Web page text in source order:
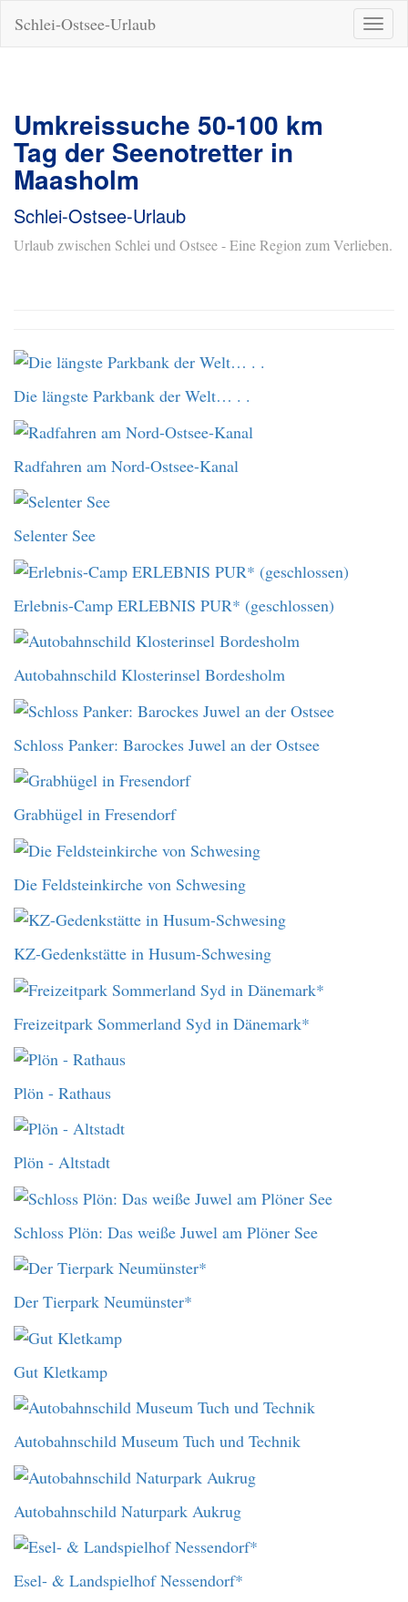
ein-/
Schlei-Ostsee-Urlaub
Umkreissuche 50-100 km
Tag der Seenotretter in
Maasholm
Schlei-Ostsee-Urlaub
Urlaub zwischen Schlei und Ostsee - Eine Region zum Verlieben.
Die längste Parkbank der Welt… . .
Radfahren am Nord-Ostsee-Kanal
Selenter See
Erlebnis-Camp ERLEBNIS PUR* (geschlossen)
Autobahnschild Klosterinsel Bordesholm
Schloss Panker: Barockes Juwel an der Ostsee
Grabhügel in Fresendorf
Die Feldsteinkirche von Schwesing
KZ-Gedenkstätte in Husum-Schwesing
Freizeitpark Sommerland Syd in Dänemark*
Plön - Rathaus
Plön - Altstadt
Schloss Plön: Das weiße Juwel am Plöner See
Der Tierpark Neumünster*
Gut Kletkamp
Autobahnschild Museum Tuch und Technik
Autobahnschild Naturpark Aukrug
Esel- & Landspielhof Nessendorf*